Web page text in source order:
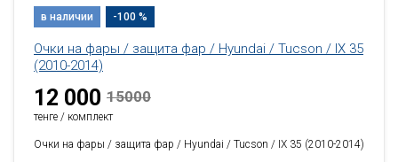
в наличии -100 %
Очки на фары / защита фар / Hyundai / Tucson / IX 35
(2010-2014)
12 000 15000
тенге / комплект
Очки на фары / защита фар / Hyundai / Tucson / IX 35 (2010-2014)